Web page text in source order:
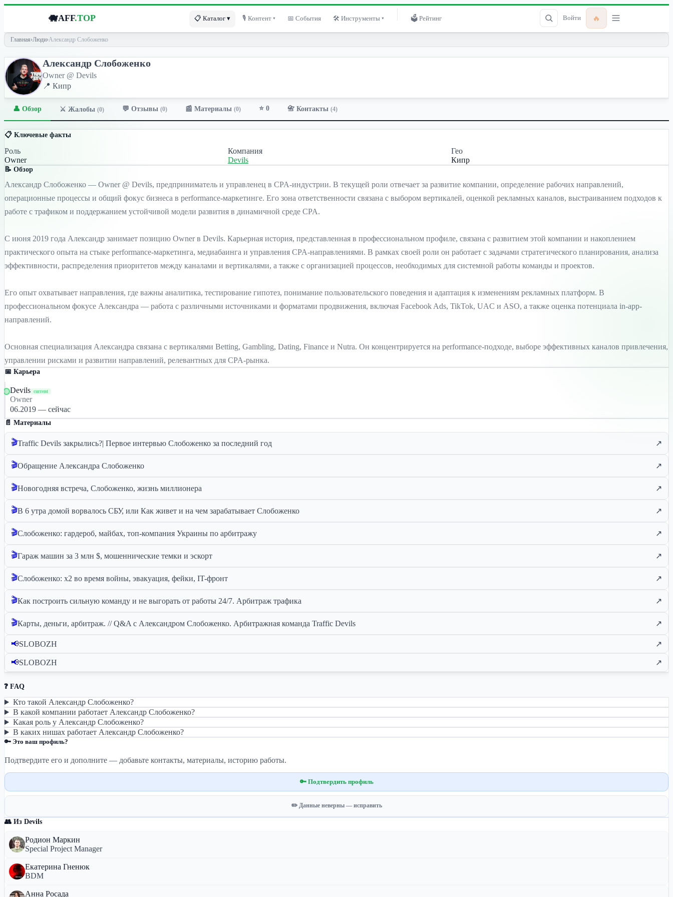
🐗AFF.TOP 📋 Каталог ▾ 🎙 Контент ▾ 📅 События 🛠 Инструменты ▾ 🗳 Рейтинг Войти 🔥
Главная›Люди›Александр Слобоженко
Александр Слобоженко
Owner @ Devils
📍 Кипр
👤 Обзор ⚔️ Жалобы (0) 💬 Отзывы (0) 📰 Материалы (0) ⭐ 0 📇 Контакты (4)
📋 Ключевые факты
Роль
Owner
Компания
Devils
Гео
Кипр
📝 Обзор
Александр Слобоженко — Owner @ Devils, предприниматель и управленец в CPA-индустрии. В текущей роли отвечает за развитие компании, определение рабочих направлений,
операционные процессы и общий фокус бизнеса в performance-маркетинге. Его зона ответственности связана с выбором вертикалей, оценкой рекламных каналов, выстраиванием подходов к
работе с трафиком и поддержанием устойчивой модели развития в динамичной среде CPA.
С июня 2019 года Александр занимает позицию Owner в Devils. Карьерная история, представленная в профессиональном профиле, связана с развитием этой компании и накоплением
практического опыта на стыке performance-маркетинга, медиабаинга и управления CPA-направлениями. В рамках своей роли он работает с задачами стратегического планирования, анализа
эффективности, распределения приоритетов между каналами и вертикалями, а также с организацией процессов, необходимых для системной работы команды и проектов.
Его опыт охватывает направления, где важны аналитика, тестирование гипотез, понимание пользовательского поведения и адаптация к изменениям рекламных платформ. В
профессиональном фокусе Александра — работа с различными источниками и форматами продвижения, включая Facebook Ads, TikTok, UAC и ASO, а также оценка потенциала in-app-
направлений.
Основная специализация Александра связана с вертикалями Betting, Gambling, Dating, Finance и Nutra. Он концентрируется на performance-подходе, выборе эффективных каналов привлечения,
управлении рисками и развитии направлений, релевантных для CPA-рынка.
📅 Карьера
Devils current
Owner
06.2019 — сейчас
📄 Материалы
🎬Traffic Devils закрылись?| Первое интервью Cлобоженко за последний год ↗
🎬Обращение Александра Слобоженко ↗
🎬Новогодняя встреча, Слобоженко, жизнь миллионера ↗
🎬В 6 утра домой ворвалось СБУ, или Как живет и на чем зарабатывает Слобоженко ↗
🎬Cлобоженко: гардероб, майбах, топ-компания Украины по арбитражу ↗
🎬Гараж машин за 3 млн $, мошеннические темки и эскорт ↗
🎬Слобоженко: x2 во время войны, эвакуация, фейки, IT-фронт ↗
🎬Как построить сильную команду и не выгорать от работы 24/7. Арбитраж трафика ↗
🎬Карты, деньги, арбитраж. // Q&A с Александром Слобоженко. Арбитражная команда Traffic Devils ↗
📢SLOBOZH ↗
📢SLOBOZH ↗
❓ FAQ
Кто такой Александр Слобоженко?
В какой компании работает Александр Слобоженко?
Какая роль у Александр Слобоженко?
В каких нишах работает Александр Слобоженко?
🔑 Это ваш профиль?
Подтвердите его и дополните — добавьте контакты, материалы, историю работы.
🔑 Подтвердить профиль
✏️ Данные неверны — исправить
👥 Из Devils
Родион Маркин
Special Project Manager
Екатерина Гненюк
BDM
Анна Росада